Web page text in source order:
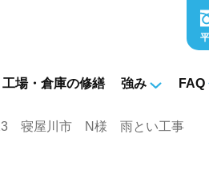
工場・倉庫の修繕 強み FAQ
寝屋川市 N様 雨とい工事